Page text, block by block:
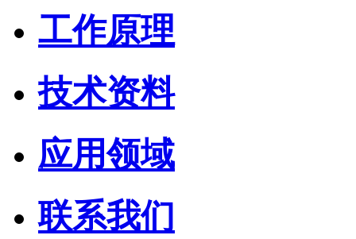
工作原理
技术资料
应用领域
联系我们